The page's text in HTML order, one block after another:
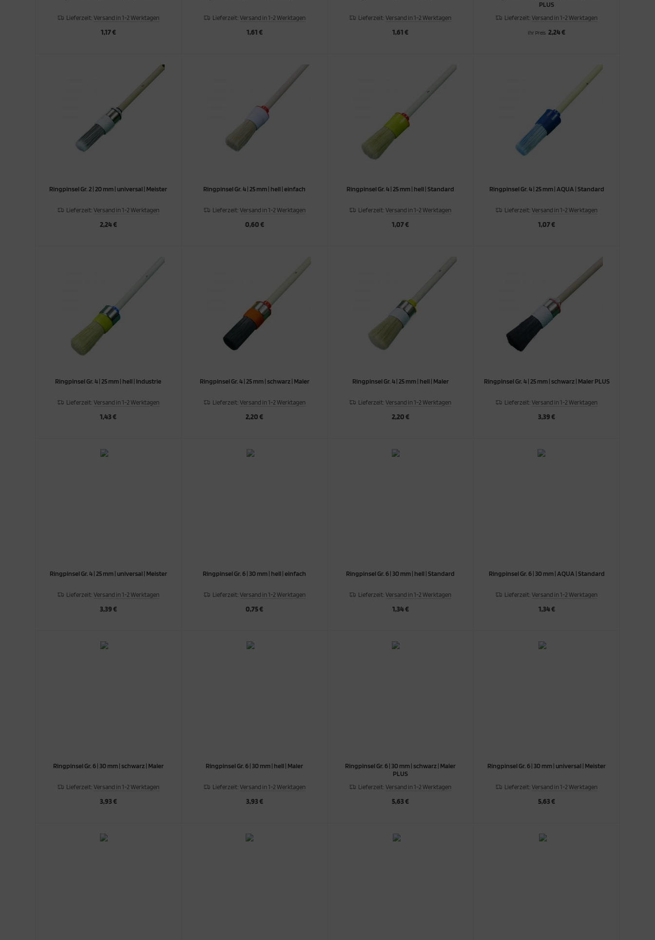
Lieferzeit: Versand in 1-2 Werktagen
1,17 €
Lieferzeit: Versand in 1-2 Werktagen
1,61 €
Lieferzeit:Versand in 1-2 Werktagen
1,61 €
PLUS
Lieferzeit:Versand in 1-2 Werktagen
Ihr Preis 2,24 €
Ringpinsel Gr. 2 | 20 mm | universal | Meister
Lieferzeit: Versand in 1-2 Werktagen
2,24 €
Ringpinsel Gr. 4 | 25 mm | hell | einfach
Lieferzeit: Versand in 1-2 Werktagen
0,60 €
Ringpinsel Gr. 4 | 25 mm | hell | Standard
Lieferzeit:Versand in 1-2 Werktagen
1,07 €
Ringpinsel Gr. 4 | 25 mm | AQUA | Standard
Lieferzeit:Versand in 1-2 Werktagen
1,07 €
Ringpinsel Gr. 4 | 25 mm | hell | Industrie
Lieferzeit: Versand in 1-2 Werktagen
1,43 €
Ringpinsel Gr. 4 | 25 mm | schwarz | Maler
Lieferzeit: Versand in 1-2 Werktagen
2,20 €
Ringpinsel Gr. 4 | 25 mm | hell | Maler
Lieferzeit:Versand in 1-2 Werktagen
2,20 €
Ringpinsel Gr. 4 | 25 mm | schwarz | Maler PLUS
Lieferzeit:Versand in 1-2 Werktagen
3,39 €
Ringpinsel Gr. 4 | 25 mm | universal | Meister
Lieferzeit: Versand in 1-2 Werktagen
3,39 €
Ringpinsel Gr. 6 | 30 mm | hell | einfach
Lieferzeit: Versand in 1-2 Werktagen
0,75 €
Ringpinsel Gr. 6 | 30 mm | hell | Standard
Lieferzeit:Versand in 1-2 Werktagen
1,34 €
Ringpinsel Gr. 6 | 30 mm | AQUA | Standard
Lieferzeit:Versand in 1-2 Werktagen
1,34 €
Ringpinsel Gr. 6 | 30 mm | schwarz | Maler
Lieferzeit: Versand in 1-2 Werktagen
3,93 €
Ringpinsel Gr. 6 | 30 mm | hell | Maler
Lieferzeit: Versand in 1-2 Werktagen
3,93 €
Ringpinsel Gr. 6 | 30 mm | schwarz | Maler
PLUS
Lieferzeit:Versand in 1-2 Werktagen
5,63 €
Ringpinsel Gr. 6 | 30 mm | universal | Meister
Lieferzeit:Versand in 1-2 Werktagen
5,63 €